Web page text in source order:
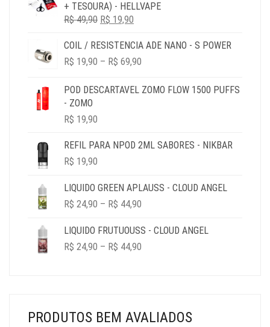
ERA:
R$ 79,90.
É:
+ TESOURA) - HELLVAPE
R$49,90 O
ORIGINAL
ERA:
R$ 19,90
ATUAL
É:
COIL / RESISTENCIA ADE NANO - S POWER
R$ 19,90 – R$ 69,90
R$ 19,90
POD DESCARTAVEL ZOMO FLOW 1500 PUFFS
- ZOMO
R$ 19,90
REFIL PARA NPOD 2ML SABORES - NIKBAR
R$ 19,90
LIQUIDO GREEN APLAUSS - CLOUD ANGEL
R$ 24,90 – R$ 44,90
R$ 24,90
LIQUIDO FRUTUOUSS - CLOUD ANGEL
R$ 24,90 – R$ 44,90
PRODUTOS BEM AVALIADOS